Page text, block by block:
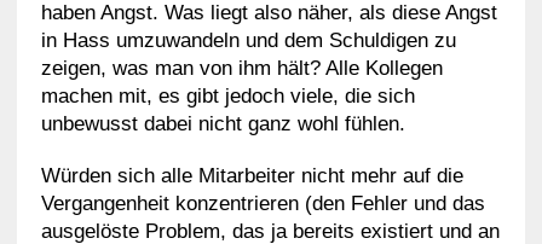
haben Angst. Was liegt also näher, als diese Angst
in Hass umzuwandeln und dem Schuldigen zu
zeigen, was man von ihm hält? Alle Kollegen
machen mit, es gibt jedoch viele, die sich
unbewusst dabei nicht ganz wohl fühlen.
Würden sich alle Mitarbeiter nicht mehr auf die
Vergangenheit konzentrieren (den Fehler und das
ausgelöste Problem, das ja bereits existiert und an